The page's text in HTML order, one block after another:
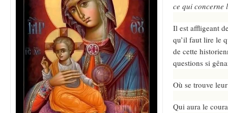
ce qui concerne
Il est affligeant
qu’il faut lire le
de cette
questions si
Où se trouve
Qui aura le